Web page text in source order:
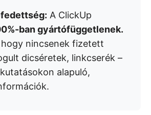
A ClickUp
ban gyártófüggetlenek.
nincsenek fizetett
dicséretek, linkcserék –
alapuló,